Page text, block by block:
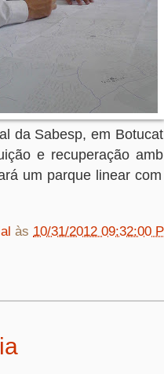
da Sabesp, em
e recuperação
um parque linear
às 10/31/2012 09:32:00